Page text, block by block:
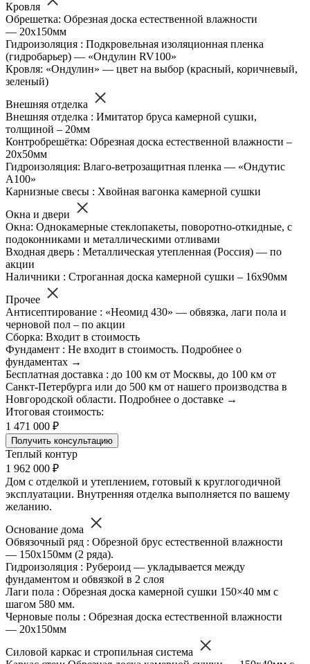
Кровля
Обрешетка: Обрезная доска естественной влажности
— 20х150мм
Гидроизоляция : Подкровельная изоляционная пленка
(гидробарьер) — «Ондулин RV100»
Кровля: «Ондулин» — цвет на выбор (красный, коричневый,
зеленый)
Внешняя отделка
Внешняя отделка : Имитатор бруса камерной сушки,
толщиной – 20мм
Контробрешётка: Обрезная доска естественной влажности –
20х50мм
Гидроизоляция: Влаго-ветрозащитная пленка — «Ондутис
А100»
Карнизные свесы : Хвойная вагонка камерной сушки
Окна и двери
Окна: Однокамерные стеклопакеты, поворотно-откидные, с
подоконниками и металлическими отливами
Входная дверь : Металлическая утепленная (Россия) — по
акции
Наличники : Строганная доска камерной сушки – 16х90мм
Прочее
Антисептирование : «Неомид 430» — обвязка, лаги пола и
черновой пол – по акции
Сборка: Входит в стоимость
Фундамент : Не входит в стоимость. Подробнее о
фундаментах →
Бесплатная доставка : до 100 км от Москвы, до 100 км от
Санкт-Петербурга или до 500 км от нашего производства в
Новгородской области. Подробнее о доставке →
Итоговая стоимость:
1 471 000 ₽
Получить консультацию
Теплый контур
1 962 000 ₽
Дом с отделкой и утеплением, готовый к круглогодичной
эксплуатации. Внутренняя отделка выполняется по вашему
желанию.
Основание дома
Обвязочный ряд : Обрезной брус естественной влажности
— 150х150мм (2 ряда).
Гидроизоляция : Рубероид — укладывается между
фундаментом и обвязкой в 2 слоя
Лаги пола : Обрезная доска камерной сушки 150×40 мм с
шагом 580 мм.
Черновые полы : Обрезная доска естественной влажности
— 20х150мм
Силовой каркас и стропильная система